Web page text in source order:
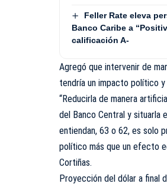
Feller Rate eleva
Banco Caribe a
calificación A-
Agregó que intervenir de
tendría un impacto político
“Reducirla de manera
del Banco Central y situarla
entiendan, 63 o 62, es solo
político más que un efecto
Cortiñas.
Proyección del dólar a final